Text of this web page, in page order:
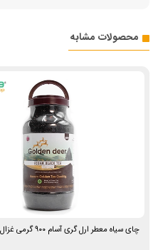
محصولات مشابه
چای سیاه معطر ارل گری آسام ۹۰۰ گرمی غزال طلایی